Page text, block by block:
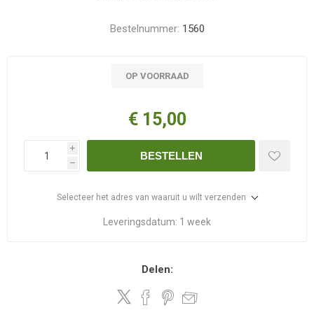
Bestelnummer: 1560
OP VOORRAAD
€ 15,00
i
h
BESTELLEN
Selecteer het adres van waaruit u wilt verzenden
Leveringsdatum: 1 week
Delen: